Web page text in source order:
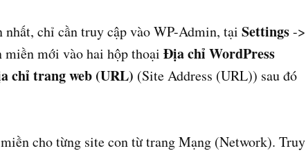
chỉ cần truy cập vào WP-Admin, tại Settings->
miền mới vào hai hộp thoại Địa chỉ WordPress
chỉ trang web (URL) (Site Address (URL)) sau đó
cho từng site con từ trang Mạng (Network). Truy